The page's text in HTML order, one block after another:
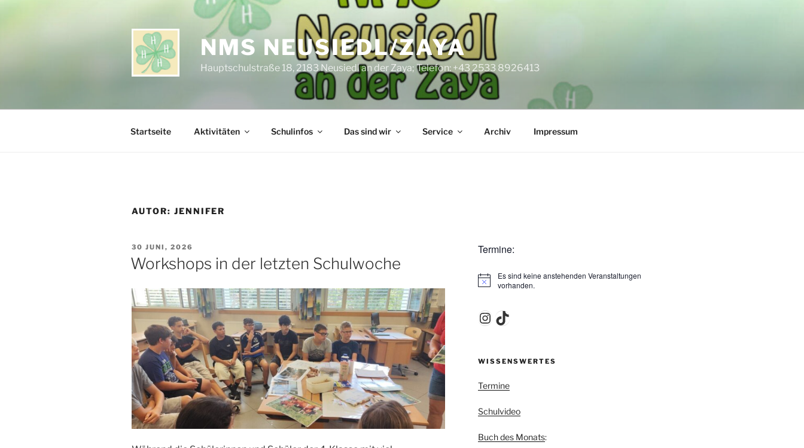
NMS NEUSIEDL/ZAYA
Hauptschulstraße 18, 2183 Neusiedl an der Zaya; Telefon: +43 2533 8926413
Startseite Aktivitäten Schulinfos Das sind wir Service Archiv Impressum
AUTOR: JENNIFER
VERÖFFENTLICHT
AM
30 JUNI, 2026
Workshops in der letzten Schulwoche
Termine:
H
w
e
Es sind keine anstehenden Veranstaltungen
vorhanden.
Instagram
TikTok
WISSENSWERTES
Termine
Schulvideo
Buch des Monats: